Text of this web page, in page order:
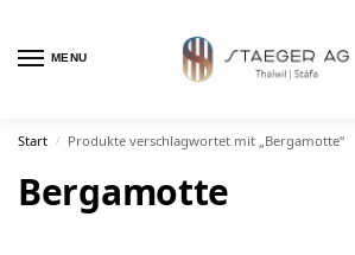
MENU
Start / Produkte verschlagwortet mit „Bergamotte“
Bergamotte